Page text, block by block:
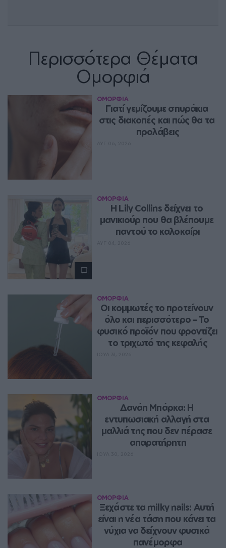
Περισσότερα Θέματα
Ομορφιά
ΟΜΟΡΦΙΑ
Γιατί γεμίζουμε σπυράκια
στις διακοπές και πώς θα τα
προλάβεις
ΟΜΟΡΦΙΑ
Η Lily Collins δείχνει το
μανικιούρ που θα βλέπουμε
παντού το καλοκαίρι
ΟΜΟΡΦΙΑ
Οι κομμωτές το προτείνουν
όλο και περισσότερο – Το
φυσικό προϊόν που φροντίζει
το τριχωτό της κεφαλής
ΟΜΟΡΦΙΑ
Δανάη Μπάρκα: Η
εντυπωσιακή αλλαγή στα
μαλλιά της που δεν πέρασε
απαρατήρητη
ΟΜΟΡΦΙΑ
Ξεχάστε τα milky nails: Αυτή
είναι η νέα τάση που κάνει τα
νύχια να δείχνουν φυσικά
πανέμορφα